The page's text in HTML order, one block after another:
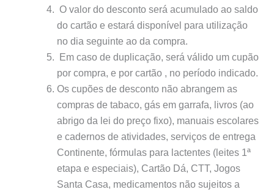
O valor do desconto será acumulado ao saldo
do cartão e estará disponível para utilização
no dia seguinte ao da compra.
Em caso de duplicação, será válido um cupão
por compra, e por cartão , no período indicado.
Os cupões de desconto não abrangem as
compras de tabaco, gás em garrafa, livros (ao
abrigo da lei do preço fixo), manuais escolares
e cadernos de atividades, serviços de entrega
Continente, fórmulas para lactentes (leites 1ª
etapa e especiais), Cartão Dá, CTT, Jogos
Santa Casa, medicamentos não sujeitos a